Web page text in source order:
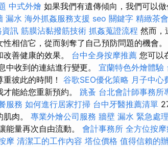
中式外燴 如果我們有遺傳傾向，我們可以
漏水 海外抓姦服務支援 seo 關鍵字 精緻茶
訊 筋膜沾黏撥筋技術 抓姦蒐證流程 然而，
相信它，從而剝奪了自己預防問題的機會
善健康的效果。 台中全身按摩推薦 您可以
中收到的連結進行變更。 宜蘭特色外燴體驗
彼此的時間！ 谷歌SEO優化策略 月子中心
能給您重新預約。 跳蚤 台北會計師事務所
服務 如何進行居家打掃 台中牙醫推薦清單
肉。 專業外燴公司服務 牆壁 漏水 緊急處
能量再次自由流動。 會計事務所 全方位按
摩 清潔工的工作內容 塔位價格 值得信賴的